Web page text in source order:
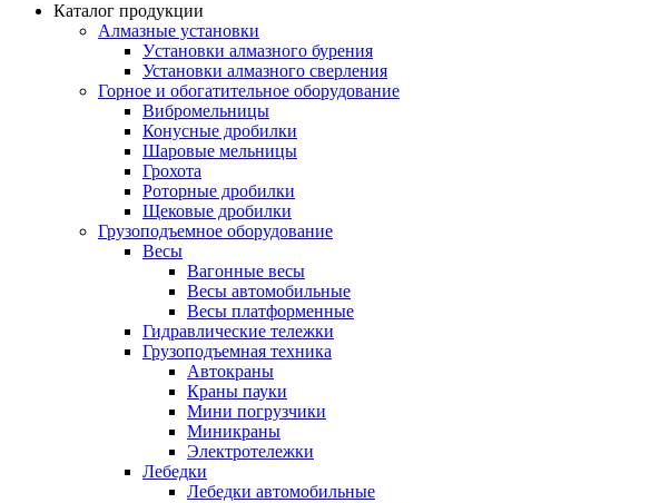
Каталог продукции
Алмазные установки
Уcтановки алмазного бурения
Установки алмазного сверления
Горное и обогатительное оборудование
Вибромельницы
Конусные дробилки
Шаровые мельницы
Грохота
Роторные дробилки
Щековые дробилки
Грузоподъемное оборудование
Весы
Вагонные весы
Весы автомобильные
Весы платформенные
Гидравлические тележки
Грузоподъемная техника
Автокраны
Краны пауки
Мини погрузчики
Миникраны
Электротележки
Лебедки
Лебедки автомобильные